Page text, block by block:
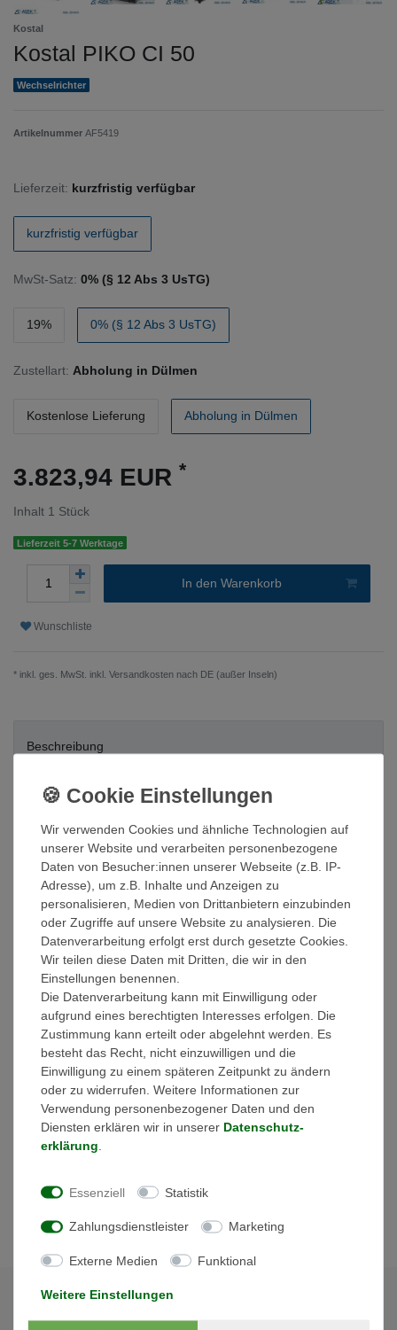
Kostal
Kostal PIKO CI 50
Wechselrichter
Artikelnummer AF5419
Lieferzeit: kurzfristig verfügbar
kurzfristig verfügbar
MwSt-Satz: 0% (§ 12 Abs 3 UsTG)
19% 0% (§ 12 Abs 3 UsTG)
Zustellart: Abholung in Dülmen
Kostenlose Lieferung Abholung in Dülmen
3.823,94 EUR *
Inhalt 1 Stück
Lieferzeit 5-7 Werktage
In den Warenkorb
Wunschliste
* inkl. ges. MwSt. inkl. Versandkosten nach DE (außer Inseln)
Beschreibung
Technische Daten
Weitere Details
Trafoloser String-Wechselrichter mit 4 MPP-Trackern und 10 DC-
Eingängen inkl. integriertem DC-Freischalter und dreiphasiger
Einspeisung. Einfache & kostengünstige DC-Installation ohne
Strangsammelboxen. Hohe Schutzart mit IP65, hohe
Eingangsspannung (max. 1100V). Möglichkeit der externen
Ansteuerung der internen NA-Schutz Relais.
Überspannungsschutz auf der AC und DC-Seite vom Typ 2
integriert.
AC-Netzanschluss mit oder ohne Neutralleiter möglich.
Einfache Kommunikation (Daisy Chain) über 2-fach LAN
Schnittstelle (RJ 45) mit integriertem Switch. Bewährte
Kommunikation via RS485 Bus serienmäßig integriert.
Freie Wahl der Überwachung durch Kompatibilität zu vielen
Parkreglern und
- 5 Jahre Garantie nach Registrierung im KOSTAL Solar Webshop
Wir verwenden Cookies und ähnliche Technologien auf
unserer Website und verarbeiten personenbezogene
Daten von Besucher:innen unserer Webseite (z.B. IP-
Adresse), um z.B. Inhalte und Anzeigen zu
personalisieren, Medien von Drittanbietern einzubinden
oder Zugriffe auf unsere Website zu analysieren. Die
Datenverarbeitung erfolgt erst durch gesetzte Cookies.
Wir teilen diese Daten mit Dritten, die wir in den
Einstellungen benennen.
Die Datenverarbeitung kann mit Einwilligung oder
aufgrund eines berechtigten Interesses erfolgen. Die
Zustimmung kann erteilt oder abgelehnt werden. Es
besteht das Recht, nicht einzuwilligen und die
Einwilligung zu einem späteren Zeitpunkt zu ändern
oder zu widerrufen. Weitere Informationen zur
Verwendung personenbezogener Daten und den
Diensten erklären wir in unserer Daten­schutz­
erklärung
Essenziell Statistik
Zahlungsdienstleister Marketing
Externe Medien Funktional
Weitere Einstellungen